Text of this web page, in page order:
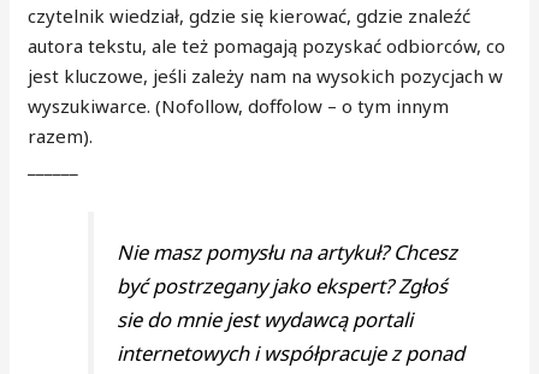
czytelnik wiedział, gdzie się kierować, gdzie znaleźć
autora tekstu, ale też pomagają pozyskać odbiorców, co
jest kluczowe, jeśli zależy nam na wysokich pozycjach w
wyszukiwarce. (Nofollow, doffolow – o tym innym
razem).
Nie masz pomysłu na artykuł? Chcesz
być postrzegany jako ekspert? Zgłoś
sie do mnie jest wydawcą portali
internetowych i współpracuje z ponad